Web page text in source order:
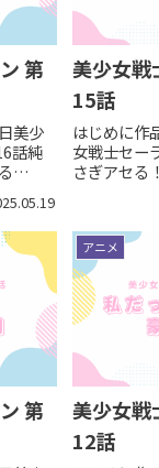
第
美少
話純
グド
：秋山
美少女戦
15話
はじめに作
女戦士セー
さぎアセる
イント そ
紋章のター
然豊かな
第
アニメ
美少女戦
12話